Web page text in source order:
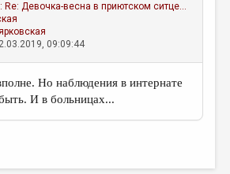
Re: Девочка-весна в приютском ситце...
09:09:44
Но наблюдения в интернате
И в больницах...